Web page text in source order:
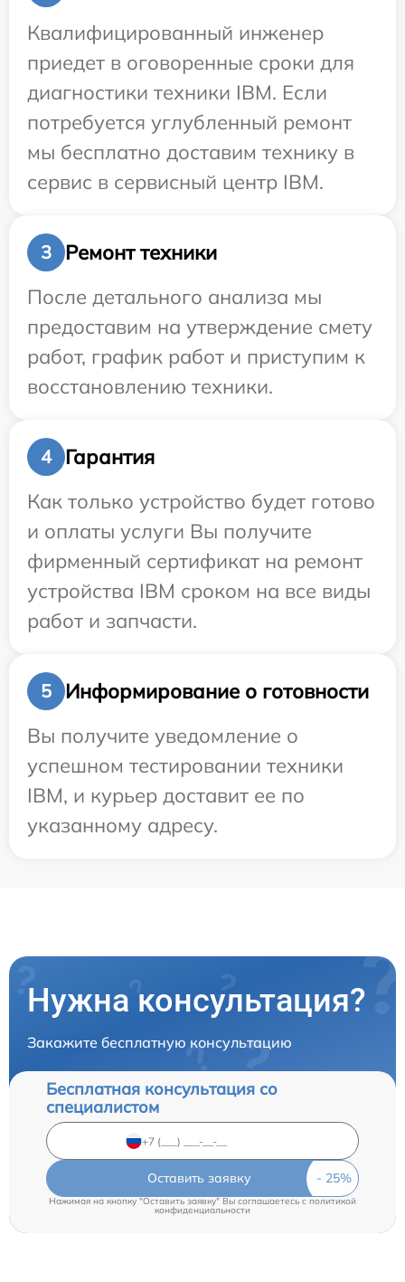
Квалифицированный инженер
приедет в оговоренные сроки для
диагностики техники IBM. Если
потребуется углубленный ремонт
мы бесплатно доставим технику в
сервис в сервисный центр IBM.
3
Ремонт техники
После детального анализа мы
предоставим на утверждение смету
работ, график работ и приступим к
восстановлению техники.
4
Гарантия
Как только устройство будет готово
и оплаты услуги Вы получите
фирменный сертификат на ремонт
устройства IBM сроком на все виды
работ и запчасти.
5
Информирование о готовности
Вы получите уведомление о
успешном тестировании техники
IBM, и курьер доставит ее по
указанному адресу.
Нужна консультация?
Закажите бесплатную консультацию
Бесплатная консультация со
специалистом
Оставить заявку
Нажимая на кнопку "Оставить заявку" Вы соглашаетесь c политикой
конфиденциальности